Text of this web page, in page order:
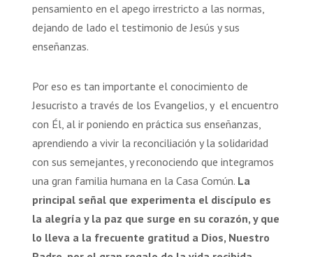
pensamiento en el apego irrestricto a las normas,
dejando de lado el testimonio de Jesús y sus
enseñanzas.
Por eso es tan importante el conocimiento de
Jesucristo a través de los Evangelios, y el encuentro
con Él, al ir poniendo en práctica sus enseñanzas,
aprendiendo a vivir la reconciliación y la solidaridad
con sus semejantes, y reconociendo que integramos
una gran familia humana en la Casa Común. La
principal señal que experimenta el discípulo es
la alegría y la paz que surge en su corazón, y que
lo lleva a la frecuente gratitud a Dios, Nuestro